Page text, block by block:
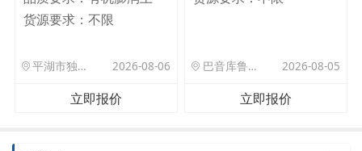
货源要求： 不限
平湖市独山港镇集港路 589 号 2026-08-06
立即报价
巴音库鲁提镇,托帕口岸六号库房 2026-08-05
立即报价